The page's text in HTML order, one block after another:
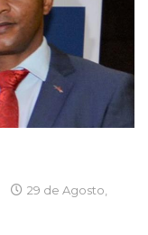
29 de Agosto,